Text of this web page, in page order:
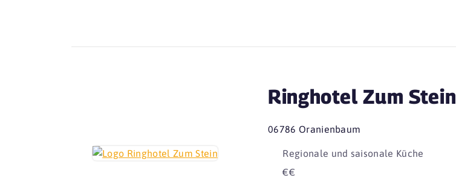
Ringhotel Zum Stein
06786 Oranienbaum
Regionale und saisonale Küche
€€